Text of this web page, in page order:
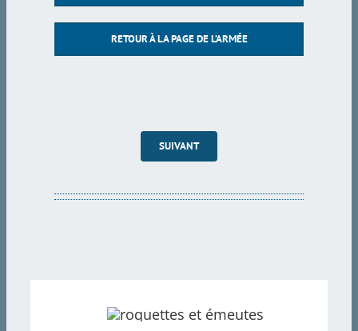
RETOUR À LA PAGE DE L’ARMÉE
SUIVANT